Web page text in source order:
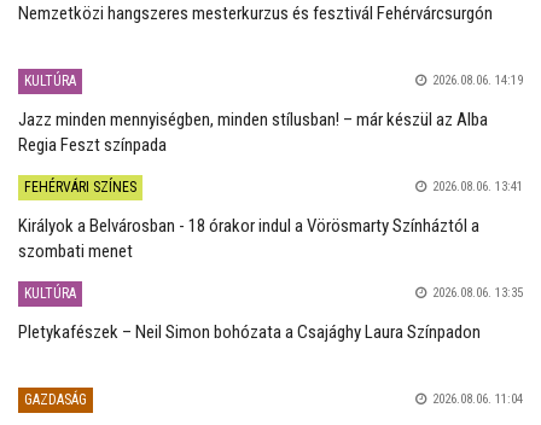
Nemzetközi hangszeres mesterkurzus és fesztivál Fehérvárcsurgón
KULTÚRA 2026.08.06. 14:19
Jazz minden mennyiségben, minden stílusban! – már készül az Alba
Regia Feszt színpada
FEHÉRVÁRI SZÍNES 2026.08.06. 13:41
Királyok a Belvárosban - 18 órakor indul a Vörösmarty Színháztól a
szombati menet
KULTÚRA 2026.08.06. 13:35
Pletykafészek – Neil Simon bohózata a Csajághy Laura Színpadon
GAZDASÁG 2026.08.06. 11:04